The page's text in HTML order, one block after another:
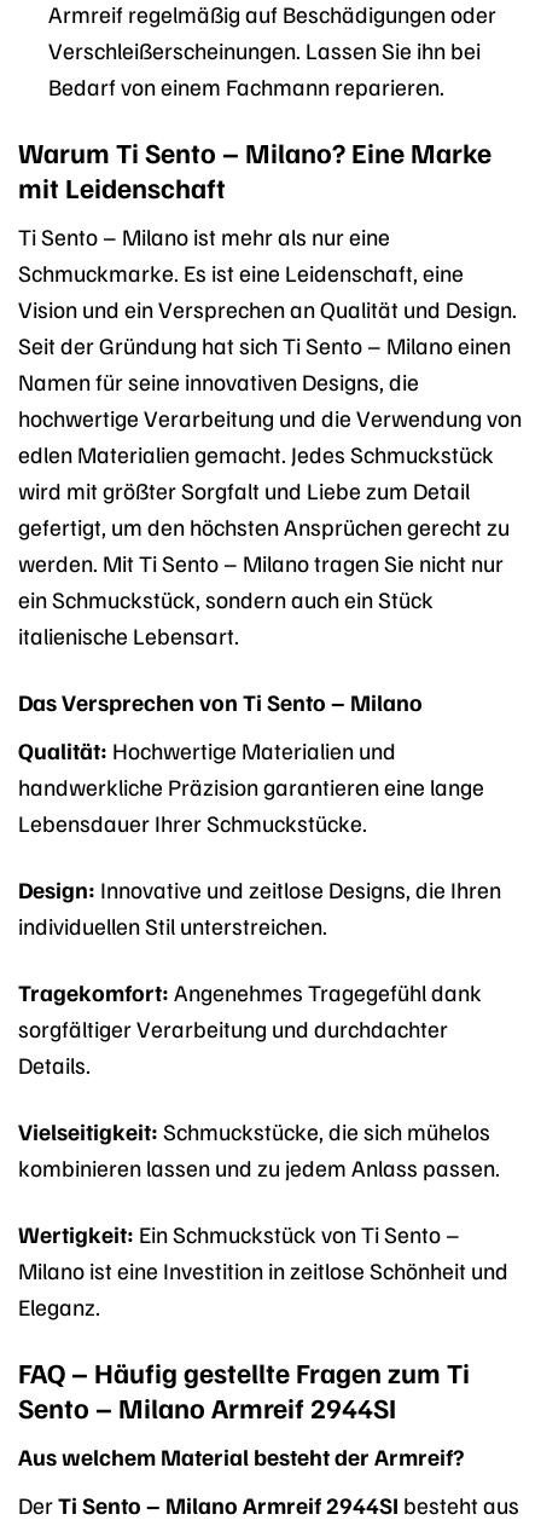
Armreif regelmäßig auf Beschädigungen oder
Verschleißerscheinungen. Lassen Sie ihn bei
Bedarf von einem Fachmann reparieren.
Warum Ti Sento – Milano? Eine Marke
mit Leidenschaft
Ti Sento – Milano ist mehr als nur eine
Schmuckmarke. Es ist eine Leidenschaft, eine
Vision und ein Versprechen an Qualität und Design.
Seit der Gründung hat sich Ti Sento – Milano einen
Namen für seine innovativen Designs, die
hochwertige Verarbeitung und die Verwendung von
edlen Materialien gemacht. Jedes Schmuckstück
wird mit größter Sorgfalt und Liebe zum Detail
gefertigt, um den höchsten Ansprüchen gerecht zu
werden. Mit Ti Sento – Milano tragen Sie nicht nur
ein Schmuckstück, sondern auch ein Stück
italienische Lebensart.
Das Versprechen von Ti Sento – Milano
Qualität: Hochwertige Materialien und
handwerkliche Präzision garantieren eine lange
Lebensdauer Ihrer Schmuckstücke.
Design: Innovative und zeitlose Designs, die Ihren
individuellen Stil unterstreichen.
Tragekomfort: Angenehmes Tragegefühl dank
sorgfältiger Verarbeitung und durchdachter
Details.
Vielseitigkeit: Schmuckstücke, die sich mühelos
kombinieren lassen und zu jedem Anlass passen.
Wertigkeit: Ein Schmuckstück von Ti Sento –
Milano ist eine Investition in zeitlose Schönheit und
Eleganz.
FAQ – Häufig gestellte Fragen zum Ti
Sento – Milano Armreif 2944SI
Aus welchem Material besteht der Armreif?
DerTi Sento – Milano Armreif 2944SI besteht aus